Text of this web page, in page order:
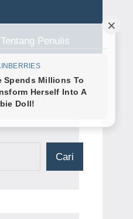
Tentang Penulis
Cari